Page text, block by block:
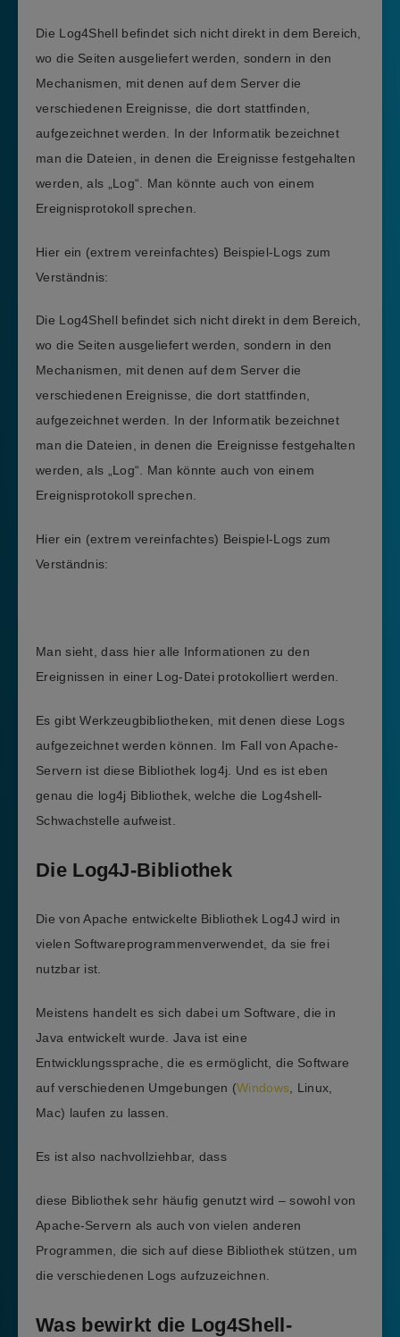
Die Log4Shell befindet sich nicht direkt in dem Bereich,
wo die Seiten ausgeliefert werden, sondern in den
Mechanismen, mit denen auf dem Server die
verschiedenen Ereignisse, die dort stattfinden,
aufgezeichnet werden. In der Informatik bezeichnet
man die Dateien, in denen die Ereignisse festgehalten
werden, als „Log“. Man könnte auch von einem
Ereignisprotokoll sprechen.
Hier ein (extrem vereinfachtes) Beispiel-Logs zum
Verständnis:
Die Log4Shell befindet sich nicht direkt in dem Bereich,
wo die Seiten ausgeliefert werden, sondern in den
Mechanismen, mit denen auf dem Server die
verschiedenen Ereignisse, die dort stattfinden,
aufgezeichnet werden. In der Informatik bezeichnet
man die Dateien, in denen die Ereignisse festgehalten
werden, als „Log“. Man könnte auch von einem
Ereignisprotokoll sprechen.
Hier ein (extrem vereinfachtes) Beispiel-Logs zum
Verständnis:
Man sieht, dass hier alle Informationen zu den
Ereignissen in einer Log-Datei protokolliert werden.
Es gibt Werkzeugbibliotheken, mit denen diese Logs
aufgezeichnet werden können. Im Fall von Apache-
Servern ist diese Bibliothek log4j. Und es ist eben
genau die log4j Bibliothek, welche die Log4shell-
Schwachstelle aufweist.
Die Log4J-Bibliothek
Die von Apache entwickelte Bibliothek Log4J wird in
vielen Softwareprogrammenverwendet, da sie frei
nutzbar ist.
Meistens handelt es sich dabei um Software, die in
Java entwickelt wurde. Java ist eine
Entwicklungssprache, die es ermöglicht, die Software
auf verschiedenen Umgebungen (Windows , Linux,
Mac) laufen zu lassen.
Es ist also nachvollziehbar, dass
diese Bibliothek sehr häufig genutzt wird – sowohl von
Apache-Servern als auch von vielen anderen
Programmen, die sich auf diese Bibliothek stützen, um
die verschiedenen Logs aufzuzeichnen.
Was bewirkt die Log4Shell-